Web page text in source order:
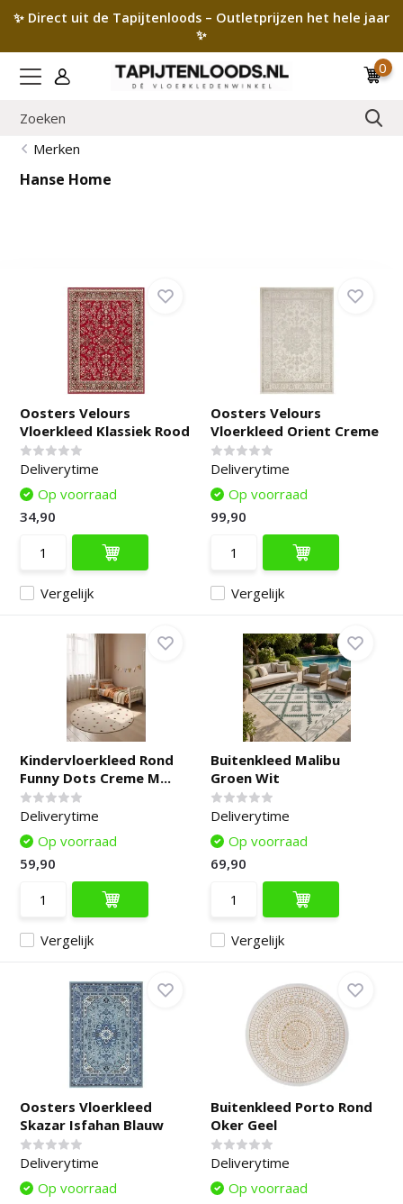
✨ Direct uit de Tapijtenloods – Outletprijzen het hele jaar
✨
0
Merken
Hanse Home
Oosters Velours
Vloerkleed Klassiek Rood
Deliverytime
Vergelijk
Op voorraad
34,90
Oosters Velours
Vloerkleed Orient Creme
Deliverytime
Vergelijk
Op voorraad
99,90
Kindervloerkleed Rond
Funny Dots Creme M...
Deliverytime
Vergelijk
Op voorraad
59,90
Buitenkleed Malibu
Groen Wit
Deliverytime
Vergelijk
Op voorraad
69,90
Oosters Vloerkleed
Skazar Isfahan Blauw
Deliverytime
Op voorraad
Buitenkleed Porto Rond
Oker Geel
Deliverytime
Op voorraad